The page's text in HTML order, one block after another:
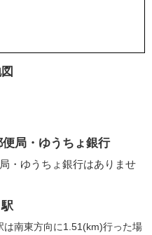
局・ゆうちょ銀行
・ゆうちょ銀行はありませ
は南東方向に1.51(km)行った場